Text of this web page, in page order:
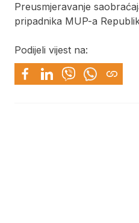
Preusmjeravanje
pripadnika MUP-a
Podijeli vijest na: